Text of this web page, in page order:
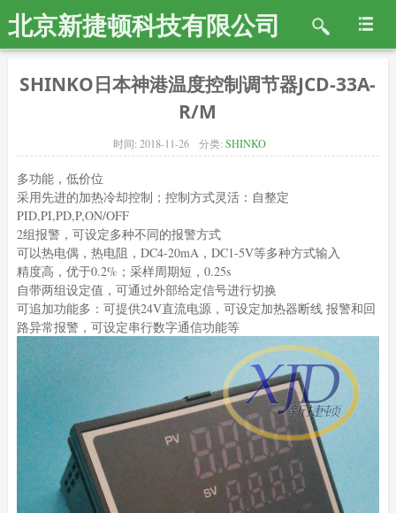
北京新捷顿科技有限公司
SHINKO日本神港温度控制调节器JCD-33A-
R/M
时间: 2018-11-26 分类: SHINKO
多功能，低价位
采用先进的加热冷却控制；控制方式灵活：自整定
PID,PI,PD,P,ON/OFF
2组报警，可设定多种不同的报警方式
可以热电偶，热电阻，DC4-20mA，DC1-5V等多种方式输入
精度高，优于0.2%；采样周期短，0.25s
自带两组设定值，可通过外部给定信号进行切换
可追加功能多：可提供24V直流电源，可设定加热器断线 报警和回
路异常报警，可设定串行数字通信功能等